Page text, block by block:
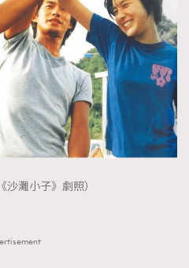
沙灘小子》劇照）